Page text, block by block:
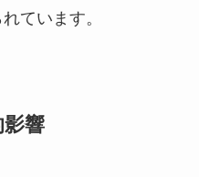
ています。
影響